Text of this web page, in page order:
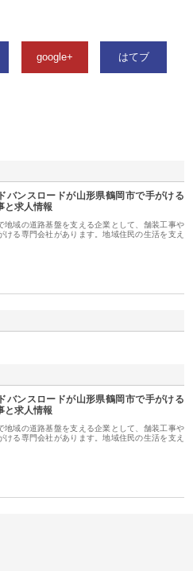
google+ はてブ
バンスロードが山形県鶴岡市で手がける
と求人情報
地域の道路基盤を支える企業として、舗装工事や
ける専門会社があります。地域住民の生活を支え
バンスロードが山形県鶴岡市で手がける
と求人情報
地域の道路基盤を支える企業として、舗装工事や
ける専門会社があります。地域住民の生活を支え